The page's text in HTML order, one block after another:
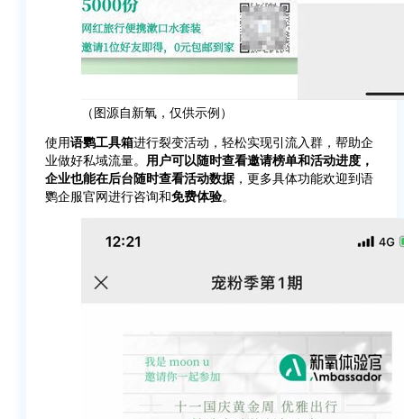
（图源自新氧，仅供示例）
使用语鹦工具箱进行裂变活动，轻松实现引流入群，帮助企
业做好私域流量。 用户可以随时查看邀请榜单和活动进度，
企业也能在后台随时查看活动数据，更多具体功能欢迎到语
鹦企服官网进行咨询和免费体验。